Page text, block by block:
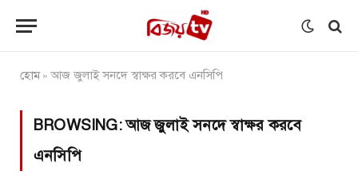
হোম» আজ জুলাই সনদে স্বাক্ষর করবে এনসিপি
BROWSING:আজ জুলাই সনদে স্বাক্ষর করবে
এনসিপি